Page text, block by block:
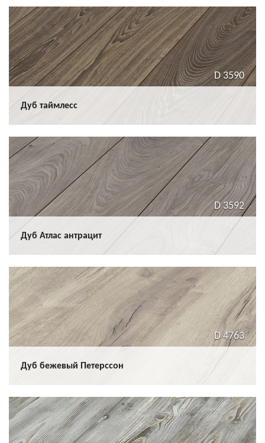
Дуб таймлесс
D 3590
Дуб Атлас антрацит
D 3592
Дуб бежевый Петерсcон
D 4763